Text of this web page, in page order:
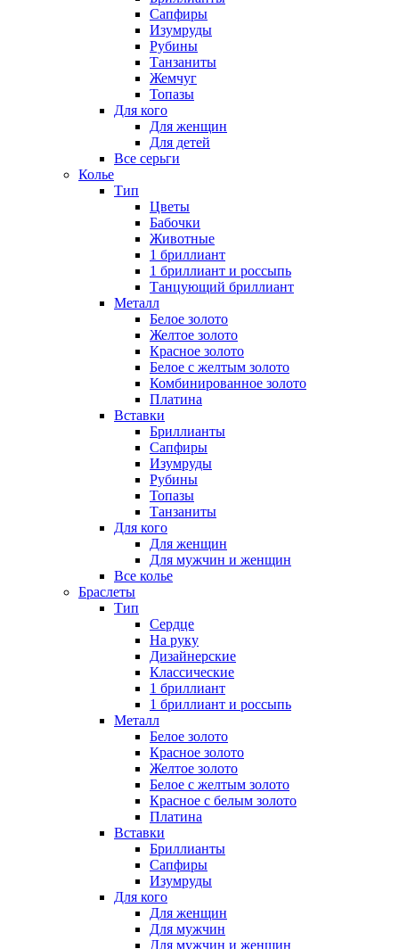
Сапфиры
Изумруды
Рубины
Танзаниты
Жемчуг
Топазы
Для кого
Для женщин
Для детей
Все серьги
Колье
Тип
Цветы
Бабочки
Животные
1 бриллиант
1 бриллиант и россыпь
Танцующий бриллиант
Металл
Белое золото
Желтое золото
Красное золото
Белое с желтым золото
Комбинированное золото
Платина
Вставки
Бриллианты
Сапфиры
Изумруды
Рубины
Топазы
Танзаниты
Для кого
Для женщин
Для мужчин и женщин
Все колье
Браслеты
Тип
Сердце
На руку
Дизайнерские
Классические
1 бриллиант
1 бриллиант и россыпь
Металл
Белое золото
Красное золото
Желтое золото
Белое с желтым золото
Красное с белым золото
Платина
Вставки
Бриллианты
Сапфиры
Изумруды
Для кого
Для женщин
Для мужчин
Для мужчин и женщин